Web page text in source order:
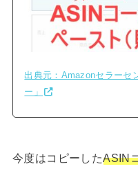
出典元：Amazonセラーセ
ー」
今度はコピーしたASIN